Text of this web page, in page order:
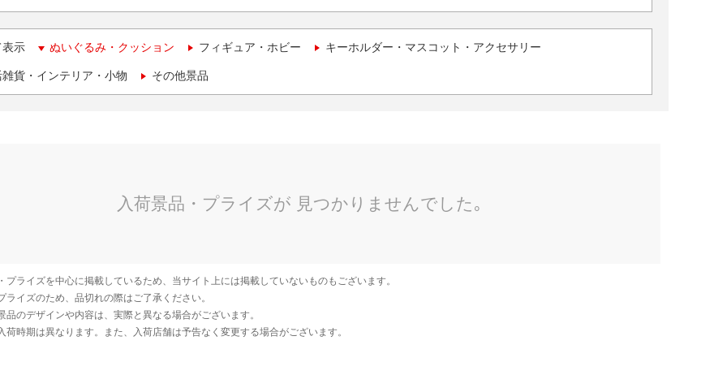
表示 ぬいぐるみ・クッション フィギュア・ホビー キーホルダー・マスコット・アクセサリー
貨・インテリア・小物 その他景品